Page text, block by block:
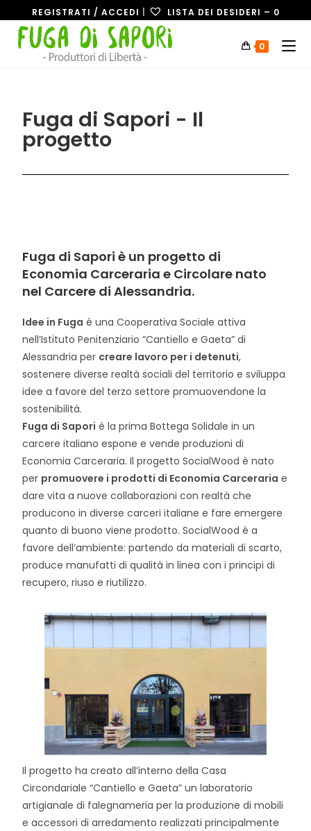
REGISTRATI / ACCEDI LISTA DEI DESIDERI – 0
0
Fuga di Sapori - Il
progetto
Fuga di Sapori è un progetto di
Economia Carceraria e Circolare nato
nel Carcere di Alessandria.
Idee in Fuga è una Cooperativa Sociale attiva
nell’Istituto Penitenziario “Cantiello e Gaeta” di
Alessandria per creare lavoro per i detenuti,
sostenere diverse realtà sociali del territorio e sviluppa
idee a favore del terzo settore promuovendone la
sostenibilità.
Fuga di Sapori è la prima Bottega Solidale in un
carcere italiano espone e vende produzioni di
Economia Carceraria.Il progetto SocialWood è nato
per promuovere i prodotti di Economia Carceraria e
dare vita a nuove collaborazioni con realtà che
producono in diverse carceri italiane e fare emergere
quanto di buono viene prodotto. SocialWood è a
favore dell’ambiente: partendo da materiali di scarto,
produce manufatti di qualità in linea con i principi di
recupero, riuso e riutilizzo.
Il progetto ha creato all’interno della Casa
Circondariale “Cantiello e Gaeta” un laboratorio
artigianale di falegnameria per la produzione di mobili
e accessori di arredamento realizzati principalmente